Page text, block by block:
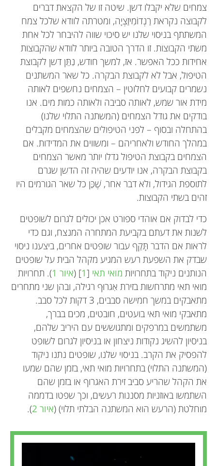
צמחים שלא יקבלו דשן. שיטה זו של הקצאת דברים
לקבוצה נקראת רַנְדוֹמִיזַצְיָה, ומטרתה לוודא שלכל צמח
המשתתף בניסוי שלנו יש סיכוי שווה להיבחר לכל אחת
משתי הקבוצות. זו הדרך הטובה ביותר לוודא שהקבוצות
אחידות ככל האפשר. אז, למשך חודש, נִתֵּן דשן לקבוצת
הטיפול, אבל לא לקבוצת הבקרה. כל שאר המשתנים
נשמרים קבועים לחלוטין – הצמחים נחשפים לאותה
מידת אור שמש, לאותה סביבה ולאותה כמות מים. אנו
בודקים את גודל הצמחים (המשתנה התלוי שלנו)
בהתחלה ובסוף – לפני הטיפולים שהצמחים מקבלים
במהלך החודש ולאחריהם – ומשווים את המדידות. אם
הצמחים בקבוצת הטיפול גדלו יותר מאשר הצמחים
בקבוצת הבקרה, אנו יודעים שהיה זה הדשן שגרם
לתוספת הגידול, ולא דבר אחר, שֶׁכֵּן כל שאר הגורמים היו
זהים בשתי הקבוצות.
כדי לבדוק אם אוהדי ספורט אכן יכולים לגרום לשופטים
לשנות את דעתם בקביעת המתחרה המנצח, וגם כדי
לראות אם הדבר תָּקֵף עבור שופטים אחרים, ביצענו ניסוי
שבדק את השפעת רעש המגיע מקהל הבית על שופטים
הנותנים ניקוד בתחרויות מואי תאי [
1
] (איור 1 ). תחרויות
מואי תאי מתרחשות בזירת אִגרוּף רגילה, ובהן שני מתחרים
מתאבקים במשך חמישה סבבים, 3 דקות לכל סבב.
מתאבקי מואי תאי בועטים, חובטים, מכים בברך,
משתמשים במרפקים ומתגוששים עם היריב שלהם,
בניסיון להשיג נקודות ניצחון או בניסיון לגרום לשופט
להפסיק את הקרב. בניסוי שלנו, שופטים נתנו ניקוד
(המשתנה התלוי) בתחרויות מואי תאי, בזמן שהם שמעו
את הקהל שהריע סביב זירת האגרוף או בזמן שהם
השתמשו באוזניות מסננות רעשים, וכך שפטו בדממה
מוחלטת (הרעש הוא המשתנה הבלתי תלוי) (איור 2 ).